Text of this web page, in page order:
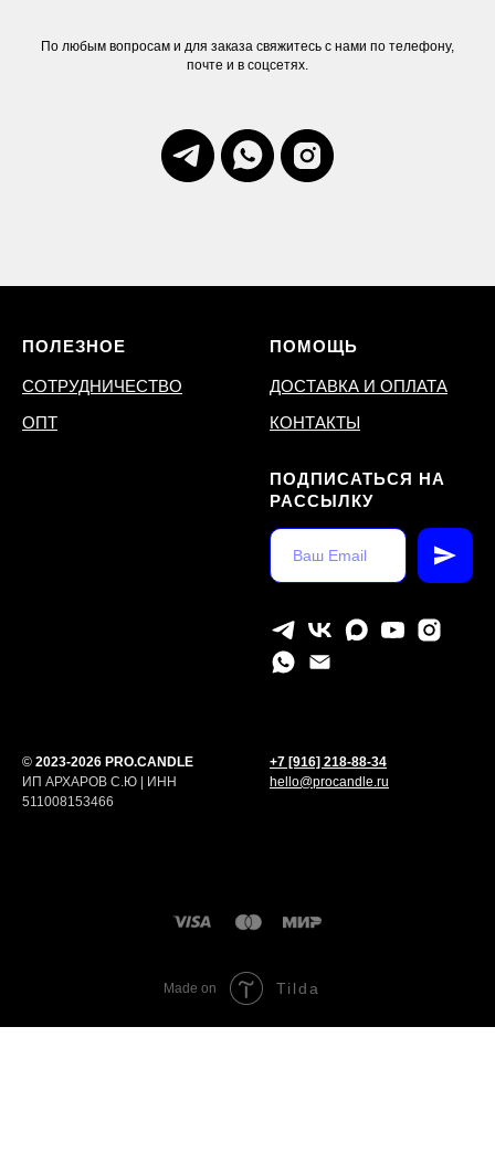
По любым вопросам и для заказа свяжитесь с нами по телефону,
почте и в соцсетях.
ПОЛЕЗНОЕ
СОТРУДНИЧЕСТВО
ОПТ
ПОМОЩЬ
ДОСТАВКА И ОПЛАТА
КОНТАКТЫ
ПОДПИСАТЬСЯ НА
РАССЫЛКУ
© 2023-2026 PRO.CANDLE
ИП АРХАРОВ С.Ю | ИНН
511008153466
+7 [916] 218-88-34
hello@procandle.ru
Made on Tilda